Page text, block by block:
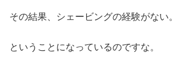
その結果、シェービングの経験がない。
ということになっているのですな。